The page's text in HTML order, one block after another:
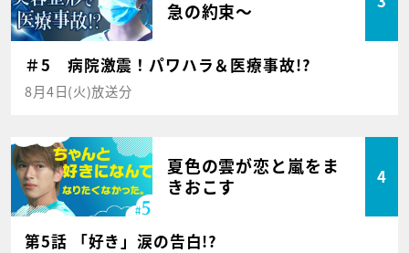
急の約束～
＃5 病院激震！パワハラ＆医療事故!?
8月4日(火)放送分
夏色の雲が恋と嵐をま
きおこす
4
第5話 「好き」涙の告白!?